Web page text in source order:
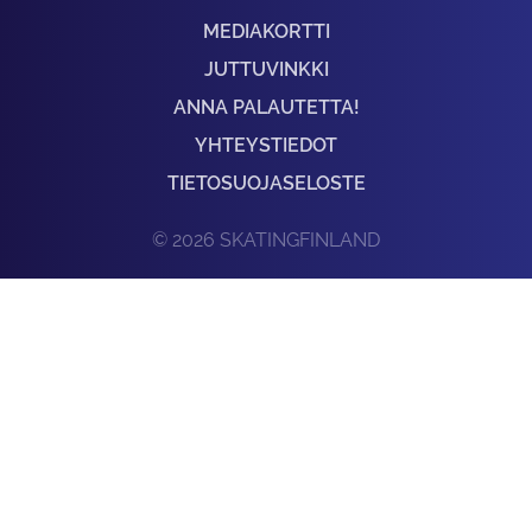
MEDIAKORTTI
JUTTUVINKKI
ANNA PALAUTETTA!
YHTEYSTIEDOT
TIETOSUOJASELOSTE
© 2026 SKATINGFINLAND